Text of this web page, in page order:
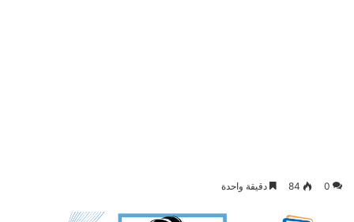
0
84 دقيقة واحدة